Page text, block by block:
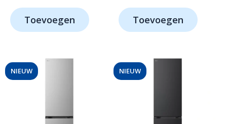
€1.299,-.€1.129,-.
Toevoegen
€749,-.€689,-.
Toevoegen
NIEUW NIEUW